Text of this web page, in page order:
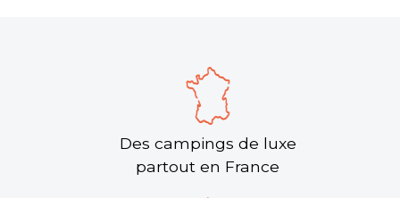
Des campings de luxe
partout en France